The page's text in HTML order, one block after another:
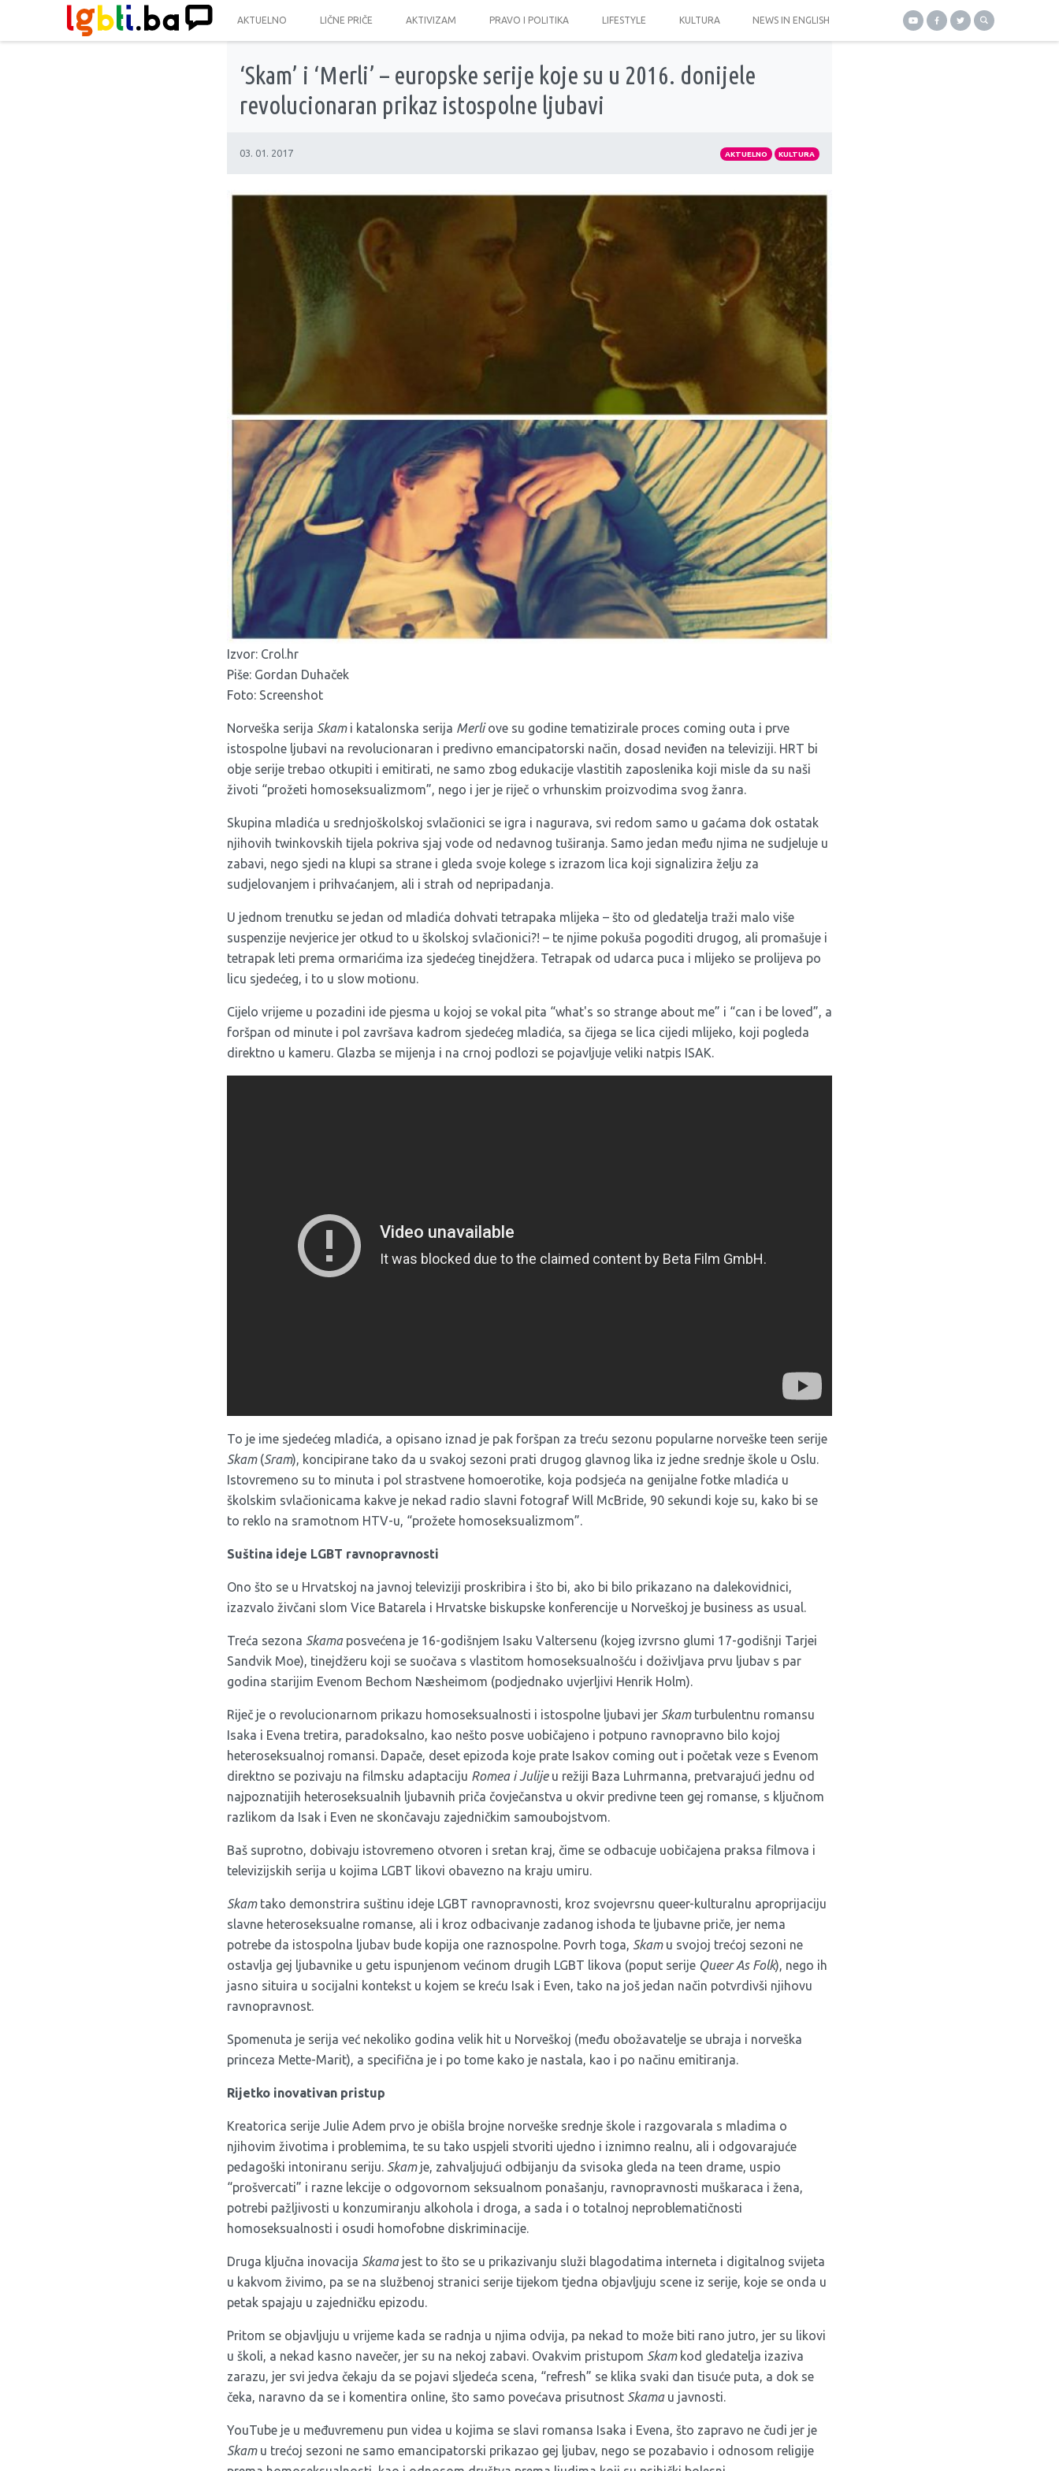
AKTUELNO LIČNE PRIČE AKTIVIZAM PRAVO I POLITIKA LIFESTYLE KULTURA NEWS IN ENGLISH
‘Skam’ i ‘Merli’ – europske serije koje su u 2016. donijele
revolucionaran prikaz istospolne ljubavi
03. 01. 2017 AKTUELNO KULTURA
Izvor: Crol.hr
Piše: Gordan Duhaček
Foto: Screenshot
Norveška serija Skami katalonska serija Merliove su godine tematizirale proces coming outa i prve
istospolne ljubavi na revolucionaran i predivno emancipatorski način, dosad neviđen na televiziji. HRT bi
obje serije trebao otkupiti i emitirati, ne samo zbog edukacije vlastitih zaposlenika koji misle da su naši
životi “prožeti homoseksualizmom”, nego i jer je riječ o vrhunskim proizvodima svog žanra.
Skupina mladića u srednjoškolskoj svlačionici se igra i nagurava, svi redom samo u gaćama dok ostatak
njihovih twinkovskih tijela pokriva sjaj vode od nedavnog tuširanja. Samo jedan među njima ne sudjeluje u
zabavi, nego sjedi na klupi sa strane i gleda svoje kolege s izrazom lica koji signalizira želju za
sudjelovanjem i prihvaćanjem, ali i strah od nepripadanja.
U jednom trenutku se jedan od mladića dohvati tetrapaka mlijeka – što od gledatelja traži malo više
suspenzije nevjerice jer otkud to u školskoj svlačionici?! – te njime pokuša pogoditi drugog, ali promašuje i
tetrapak leti prema ormarićima iza sjedećeg tinejdžera. Tetrapak od udarca puca i mlijeko se prolijeva po
licu sjedećeg, i to u slow motionu.
Cijelo vrijeme u pozadini ide pjesma u kojoj se vokal pita “what's so strange about me” i “can i be loved”, a
foršpan od minute i pol završava kadrom sjedećeg mladića, sa čijega se lica cijedi mlijeko, koji pogleda
direktno u kameru. Glazba se mijenja i na crnoj podlozi se pojavljuje veliki natpis ISAK.
To je ime sjedećeg mladića, a opisano iznad je pak foršpan za treću sezonu popularne norveške teen serije
Skam(Sram), koncipirane tako da u svakoj sezoni prati drugog glavnog lika iz jedne srednje škole u Oslu.
Istovremeno su to minuta i pol strastvene homoerotike, koja podsjeća na genijalne fotke mladića u
školskim svlačionicama kakve je nekad radio slavni fotograf Will McBride, 90 sekundi koje su, kako bi se
to reklo na sramotnom HTV-u, “prožete homoseksualizmom”.
Suština ideje LGBT ravnopravnosti
Ono što se u Hrvatskoj na javnoj televiziji proskribira i što bi, ako bi bilo prikazano na dalekovidnici,
izazvalo živčani slom Vice Batarela i Hrvatske biskupske konferencije u Norveškoj je business as usual.
Treća sezona Skamaposvećena je 16-godišnjem Isaku Valtersenu (kojeg izvrsno glumi 17-godišnji Tarjei
Sandvik Moe), tinejdžeru koji se suočava s vlastitom homoseksualnošću i doživljava prvu ljubav s par
godina starijim Evenom Bechom Næsheimom (podjednako uvjerljivi Henrik Holm).
Riječ je o revolucionarnom prikazu homoseksualnosti i istospolne ljubavi jer Skamturbulentnu romansu
Isaka i Evena tretira, paradoksalno, kao nešto posve uobičajeno i potpuno ravnopravno bilo kojoj
heteroseksualnoj romansi. Dapače, deset epizoda koje prate Isakov coming out i početak veze s Evenom
direktno se pozivaju na filmsku adaptaciju Romea i Julijeu režiji Baza Luhrmanna, pretvarajući jednu od
najpoznatijih heteroseksualnih ljubavnih priča čovječanstva u okvir predivne teen gej romanse, s ključnom
razlikom da Isak i Even ne skončavaju zajedničkim samoubojstvom.
Baš suprotno, dobivaju istovremeno otvoren i sretan kraj, čime se odbacuje uobičajena praksa filmova i
televizijskih serija u kojima LGBT likovi obavezno na kraju umiru.
Skamtako demonstrira suštinu ideje LGBT ravnopravnosti, kroz svojevrsnu queer-kulturalnu aproprijaciju
slavne heteroseksualne romanse, ali i kroz odbacivanje zadanog ishoda te ljubavne priče, jer nema
potrebe da istospolna ljubav bude kopija one raznospolne. Povrh toga, Skamu svojoj trećoj sezoni ne
ostavlja gej ljubavnike u getu ispunjenom većinom drugih LGBT likova (poput serije Queer As Folk), nego ih
jasno situira u socijalni kontekst u kojem se kreću Isak i Even, tako na još jedan način potvrdivši njihovu
ravnopravnost.
Spomenuta je serija već nekoliko godina velik hit u Norveškoj (među obožavatelje se ubraja i norveška
princeza Mette-Marit), a specifična je i po tome kako je nastala, kao i po načinu emitiranja.
Rijetko inovativan pristup
Kreatorica serije Julie Adem prvo je obišla brojne norveške srednje škole i razgovarala s mladima o
njihovim životima i problemima, te su tako uspjeli stvoriti ujedno i iznimno realnu, ali i odgovarajuće
pedagoški intoniranu seriju. Skamje, zahvaljujući odbijanju da svisoka gleda na teen drame, uspio
“prošvercati” i razne lekcije o odgovornom seksualnom ponašanju, ravnopravnosti muškaraca i žena,
potrebi pažljivosti u konzumiranju alkohola i droga, a sada i o totalnoj neproblematičnosti
homoseksualnosti i osudi homofobne diskriminacije.
Druga ključna inovacija Skamajest to što se u prikazivanju služi blagodatima interneta i digitalnog svijeta
u kakvom živimo, pa se na službenoj stranici serije tijekom tjedna objavljuju scene iz serije, koje se onda u
petak spajaju u zajedničku epizodu.
Pritom se objavljuju u vrijeme kada se radnja u njima odvija, pa nekad to može biti rano jutro, jer su likovi
u školi, a nekad kasno navečer, jer su na nekoj zabavi. Ovakvim pristupom Skamkod gledatelja izaziva
zarazu, jer svi jedva čekaju da se pojavi sljedeća scena, “refresh” se klika svaki dan tisuće puta, a dok se
čeka, naravno da se i komentira online, što samo povećava prisutnost Skamau javnosti.
YouTube je u međuvremenu pun videa u kojima se slavi romansa Isaka i Evena, što zapravo ne čudi jer je
Skamu trećoj sezoni ne samo emancipatorski prikazao gej ljubav, nego se pozabavio i odnosom religije